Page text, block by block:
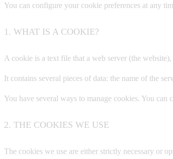
You can configure your cookie preferences at any
1. WHAT IS A COOKIE?
A cookie is a text file that a web server (the
It contains several pieces of data: the name of the
You have several ways to manage cookies. You
2. THE COOKIES WE USE
The cookies we use are either strictly necessary or